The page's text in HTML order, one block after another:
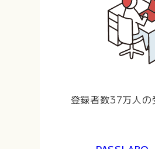
登録者数37万人